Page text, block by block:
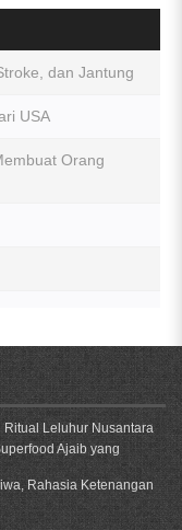
dan Jantung
USA
Orang
Ritual Leluhur Nusantara
Ajaib yang
Rahasia Ketenangan